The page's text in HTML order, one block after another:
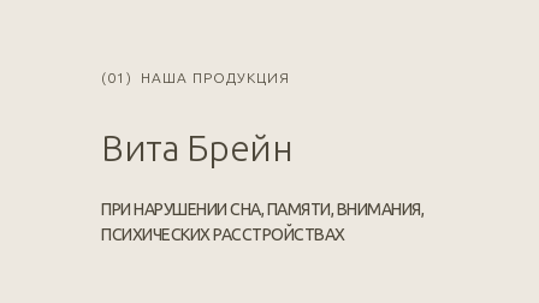
Вита Брейн
(01) НАША ПРОДУКЦИЯ
ПРИ НАРУШЕНИИ СНА, ПАМЯТИ, ВНИМАНИЯ,
ПСИХИЧЕСКИХ РАССТРОЙСТВАХ